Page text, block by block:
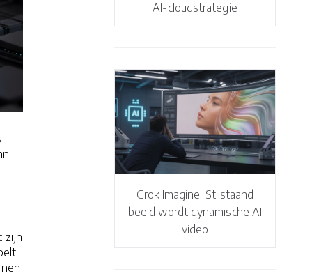
zijn
AI-cloudstrategie
Grok Imagine: Stilstaand
beeld wordt dynamische AI
video